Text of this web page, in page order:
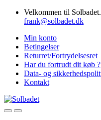
Skip
Skip
Velkommen til
frank@solbadet.dk
Min konto
Betingelser
Returret/Fortrydelsesret
Har du fortrudt dit køb ?
Data- og
Kontakt
OpenClose